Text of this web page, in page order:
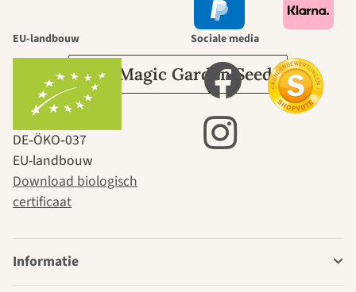
tuin.
Over Magic Garden Seeds
EU-landbouw
DE‑ÖKO‑037
EU-landbouw
Download biologisch
certificaat
Sociale media
Informatie